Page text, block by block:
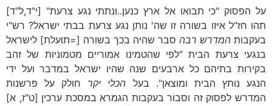
על הפסוק "כי תבואו אל ארץ כנען..ונתתי נגע צרעת" [י"ד,ל"ד]
תהו חז"ל איזו בשורה זו שה' נותן נגע צרעת בבתי ישראל? רש"י
בעקבות המדרש רבה סבר שהיה בכך בשורה [=תועלת] לישראל
בנגעי צרעת הבית "לפי שהטמינו אמוריים מטמוניות של זהב
בקירות בתיהם כל ארבעים שנה שהיו ישראל במדבר ועל ידי
הנגע נותץ הבית ומוצאן". בעל הכלי יקר חולק על פרשנות
המדרש לפסוק זה וסבור בעקבות הגמרא במסכת ערכין [ט"ז, א]